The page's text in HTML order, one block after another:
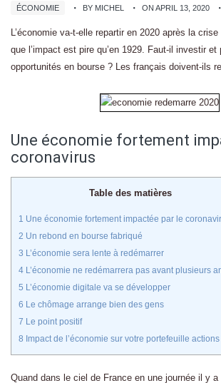
ÉCONOMIE BY MICHEL ON APRIL 13, 2020
L’économie va-t-elle repartir en 2020 après la
que l’impact est pire qu’en 1929. Faut-il investir et
opportunités en bourse ? Les français doivent-ils
Une économie fortement
coronavirus
Table des matières
1 Une économie fortement impactée par le
2 Un rebond en bourse fabriqué
3 L’économie sera lente à redémarrer
4 L’économie ne redémarrera pas avant plusieurs
5 L’économie digitale va se développer
6 Le chômage arrange bien des gens
7 Le point positif
8 Impact de l’économie sur votre portefeuille actions
Quand dans le ciel de France en une journée il y